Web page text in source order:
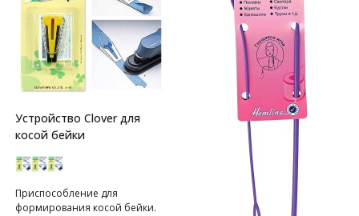
Устройство Clover для
косой бейки
Приспособление для
формирования косой бейки.